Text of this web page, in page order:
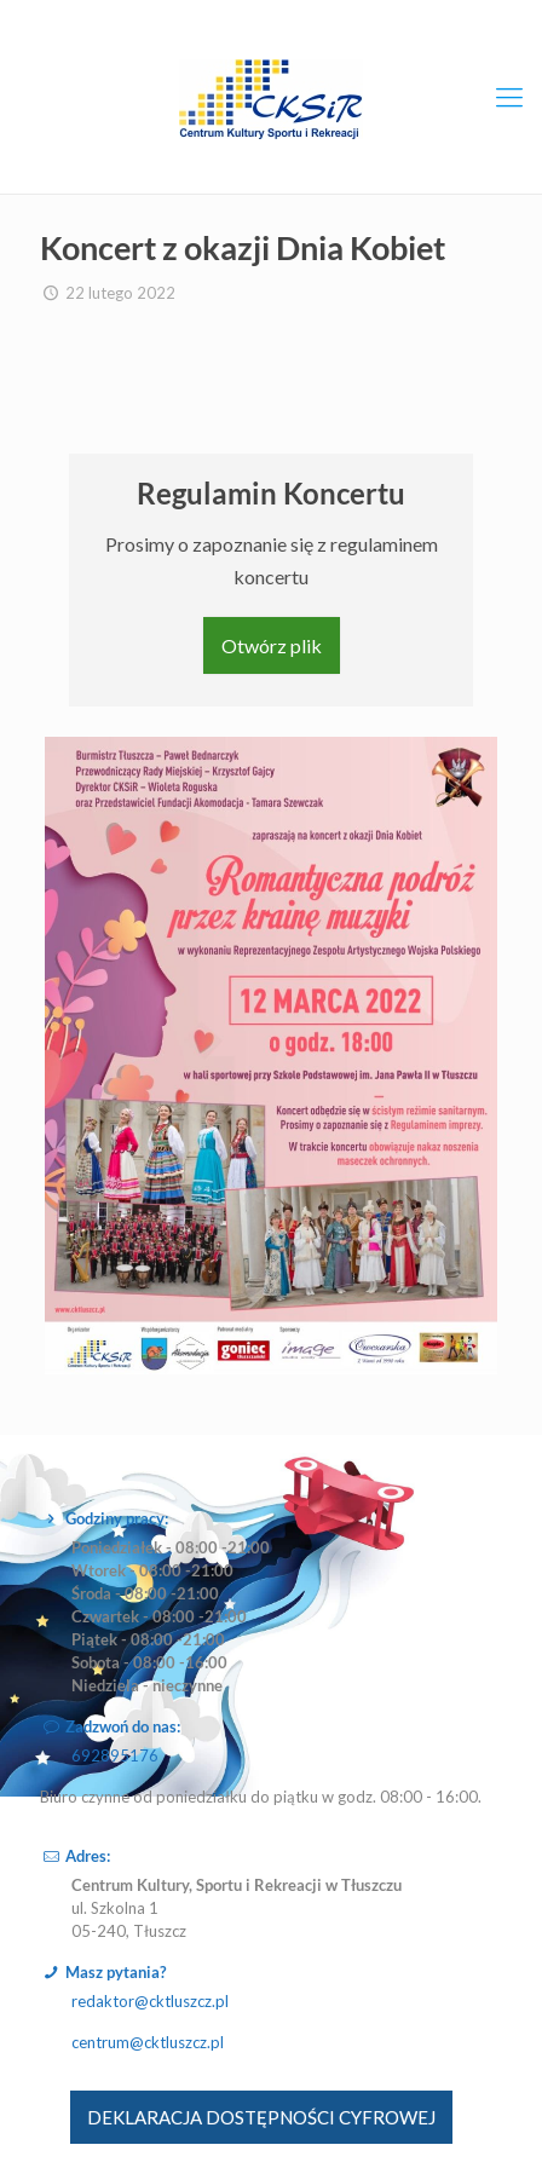
Koncert z okazji Dnia Kobiet
22 lutego 2022
Regulamin Koncertu
Prosimy o zapoznanie się z regulaminem
koncertu
Otwórz plik
Godziny pracy:
Poniedziałek - 08:00 -21:00
Wtorek - 08:00 -21:00
Środa - 08:00 -21:00
Czwartek - 08:00 -21:00
Piątek - 08:00 -21:00
Sobota - 08:00 -16:00
Niedziela - nieczynne
Zadzwoń do nas:
692895176
Biuro czynne od poniedziałku do piątku w godz. 08:00 - 16:00.
Adres:
Centrum Kultury, Sportu i Rekreacji w Tłuszczu
ul. Szkolna 1
05-240, Tłuszcz
Masz pytania?
redaktor@cktluszcz.pl
centrum@cktluszcz.pl
DEKLARACJA DOSTĘPNOŚCI CYFROWEJ